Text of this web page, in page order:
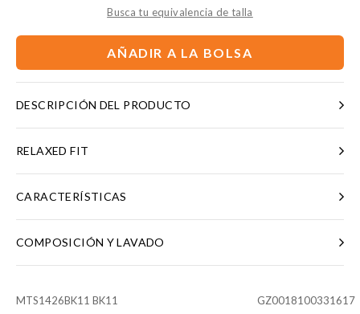
Busca tu equivalencia de talla
AÑADIR A LA BOLSA
DESCRIPCIÓN DEL PRODUCTO
RELAXED FIT
CARACTERÍSTICAS
COMPOSICIÓN Y LAVADO
MTS1426BK11 BK11 GZ0018100331617